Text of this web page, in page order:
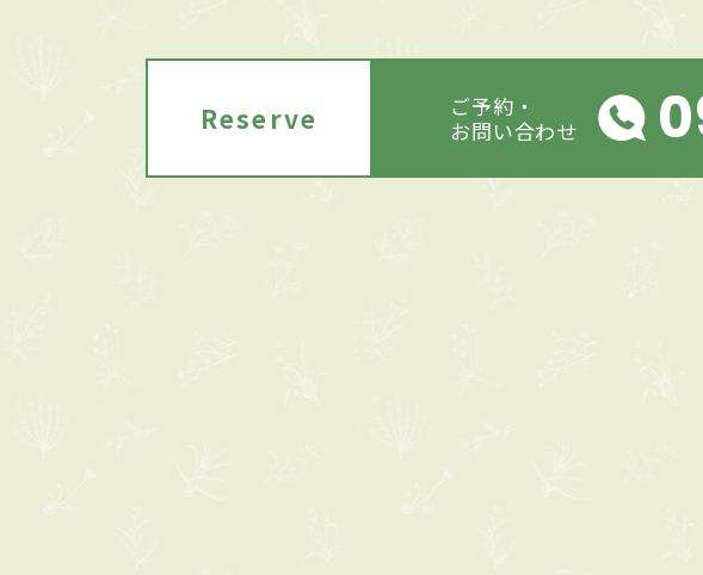
Reserve
ご予約・
お問い合わせ